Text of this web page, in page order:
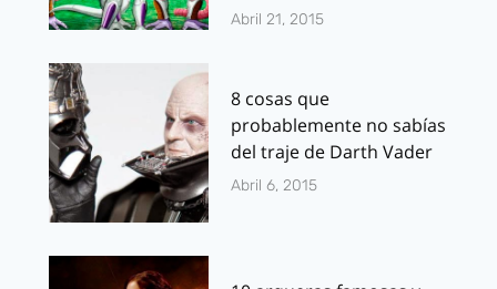
Abril 21, 2015
8 cosas que
probablemente no sabías
del traje de Darth Vader
Abril 6, 2015